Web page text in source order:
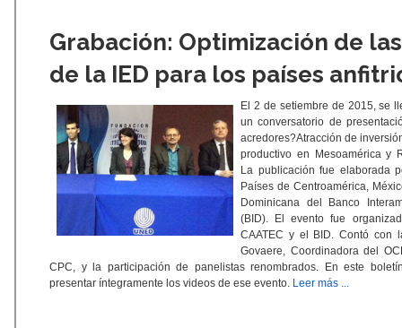
Grabación: Optimización de
de la IED para los países
El 2 de setiembre de 2015, se
un conversatorio de
acredores?Atracción de
productivo en Mesoamérica y
La publicación fue elaborada
Países de Centroamérica,
Dominicana del Banco
(BID). El evento fue
CAATEC y el BID. Contó con
Govaere, Coordinadora del
CPC, y la participación de panelistas renombrados. En este
presentar íntegramente los videos de ese evento. Leer más ...